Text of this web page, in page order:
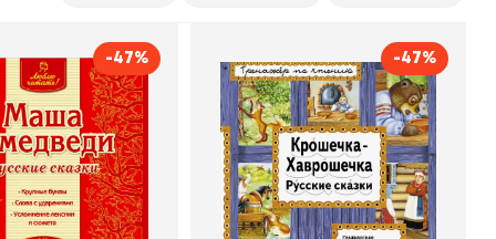
-47%
Русские
сказки
Эксмодетство
-47%
Крошечка-Хаврошечка.
Русские сказки
Издательство Эксмодетство